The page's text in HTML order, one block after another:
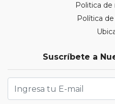
Politica
Política
Suscríbete a